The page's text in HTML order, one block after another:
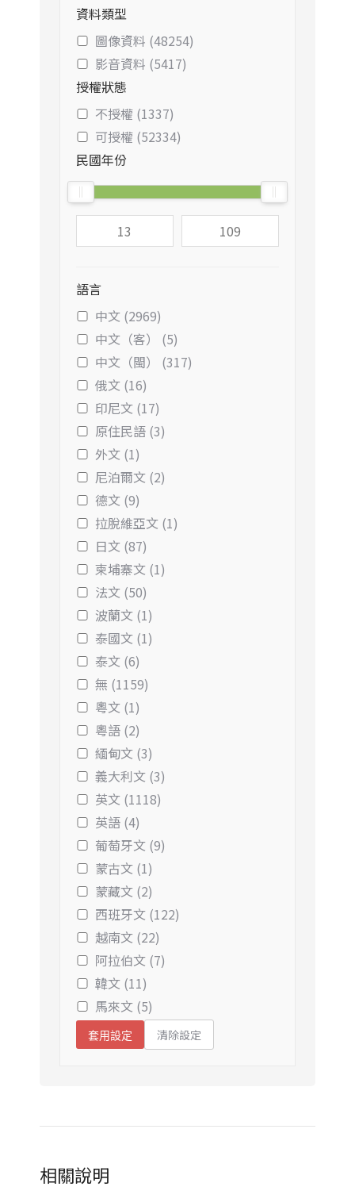
資料類型
圖像資料 (48254)
影音資料 (5417)
授權狀態
不授權 (1337)
可授權 (52334)
民國年份
語言
中文 (2969)
中文（客） (5)
中文（閩） (317)
俄文 (16)
印尼文 (17)
原住民語 (3)
外文 (1)
尼泊爾文 (2)
德文 (9)
拉脫維亞文 (1)
日文 (87)
柬埔寨文 (1)
法文 (50)
波蘭文 (1)
泰國文 (1)
泰文 (6)
無 (1159)
粵文 (1)
粵語 (2)
緬甸文 (3)
義大利文 (3)
英文 (1118)
英語 (4)
葡萄牙文 (9)
蒙古文 (1)
蒙藏文 (2)
西班牙文 (122)
越南文 (22)
阿拉伯文 (7)
韓文 (11)
馬來文 (5)
套用設定 清除設定
相關說明